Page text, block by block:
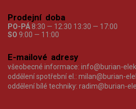
Prodejní doba
PO-PÁ 8:30 — 12:30 13:30 — 17:00
SO 9:00 — 11:00
E-mailové adresy
všeobecné informace: info@burian-
oddělení spotřební el.: milan@burian-
oddělení bílé techniky: radim@burian-